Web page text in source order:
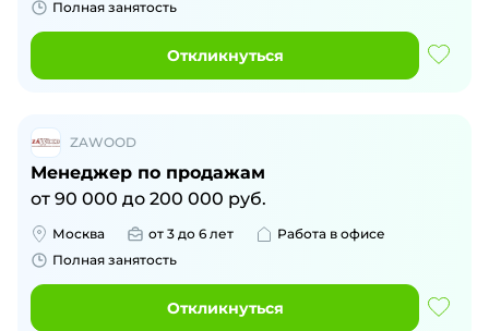
Полная занятость
Откликнуться
ZAWOOD
Менеджер по продажам
от 90 000 до 200 000 руб.
Москва от 3 до 6 лет
Работа в офисе
Полная занятость
Откликнуться